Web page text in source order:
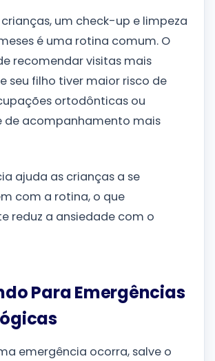
um check-up e limpeza
é uma rotina comum. O
recomendar visitas mais
seu filho tiver maior risco de
ortodônticas ou
de acompanhamento mais
ajuda as crianças a se
com a rotina, o que
reduz a ansiedade com o
Para Emergências
emergência ocorra, salve o